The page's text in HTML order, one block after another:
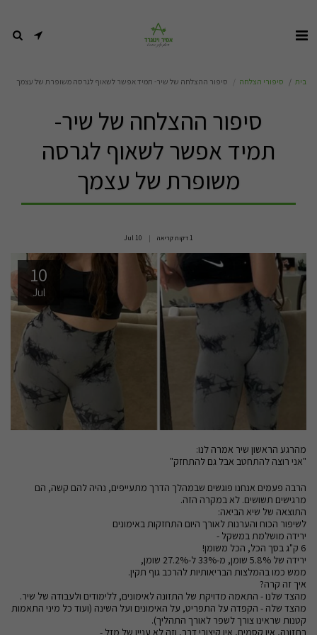
בית סיפורי הצלחה סיפור ההצלחה של שיר- תמיד אפשר לשאוף לגרסה משופרת של עצמך
סיפור ההצלחה של שיר-
תמיד אפשר לשאוף לגרסה
משופרת של עצמך
1 דקות קריאה 10
Jul
10
Jul
מהרגע הראשון שיר אמרה לנו:
"אני רוצה להתחטב אבל גם להתחזק"
הרבה פעמים אנחנו פוגשים שבמהלך הדרך מתעייפים, נהיה להם קשה, הם
מרגישים תשושים. לא במקרה הזה.
התוצאה של שיא הביאה:
לשיפור הכוח והערנות לאורך היום התחזקות באימונים
ירידה מושלמת במשקל -
6 ק"ג בסך הכל, הכל משומן!
ירידה של 5.8% שומן, מ-33% ל-27.2% שומן,
ממש כמו בהמלצות הבריאותיות להרכב גוף תקין.
איך זה קרה?
מהצד שלנו - התאמה מדויקת של התזונה לאימונים, ללימודים ולעבודה של שיר.
מהצד שלה - הקפדה על התפריט, על האימונים ועל השינה (ועוד כל מיני התאמות
קטנות שראינו צורך לשפר לאורך התהליך).